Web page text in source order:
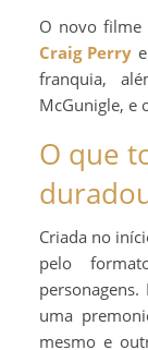
O novo filme
Craig Perry e
franquia,
McGunigle, e
O que
Criada no
pelo
uma
mesmo e